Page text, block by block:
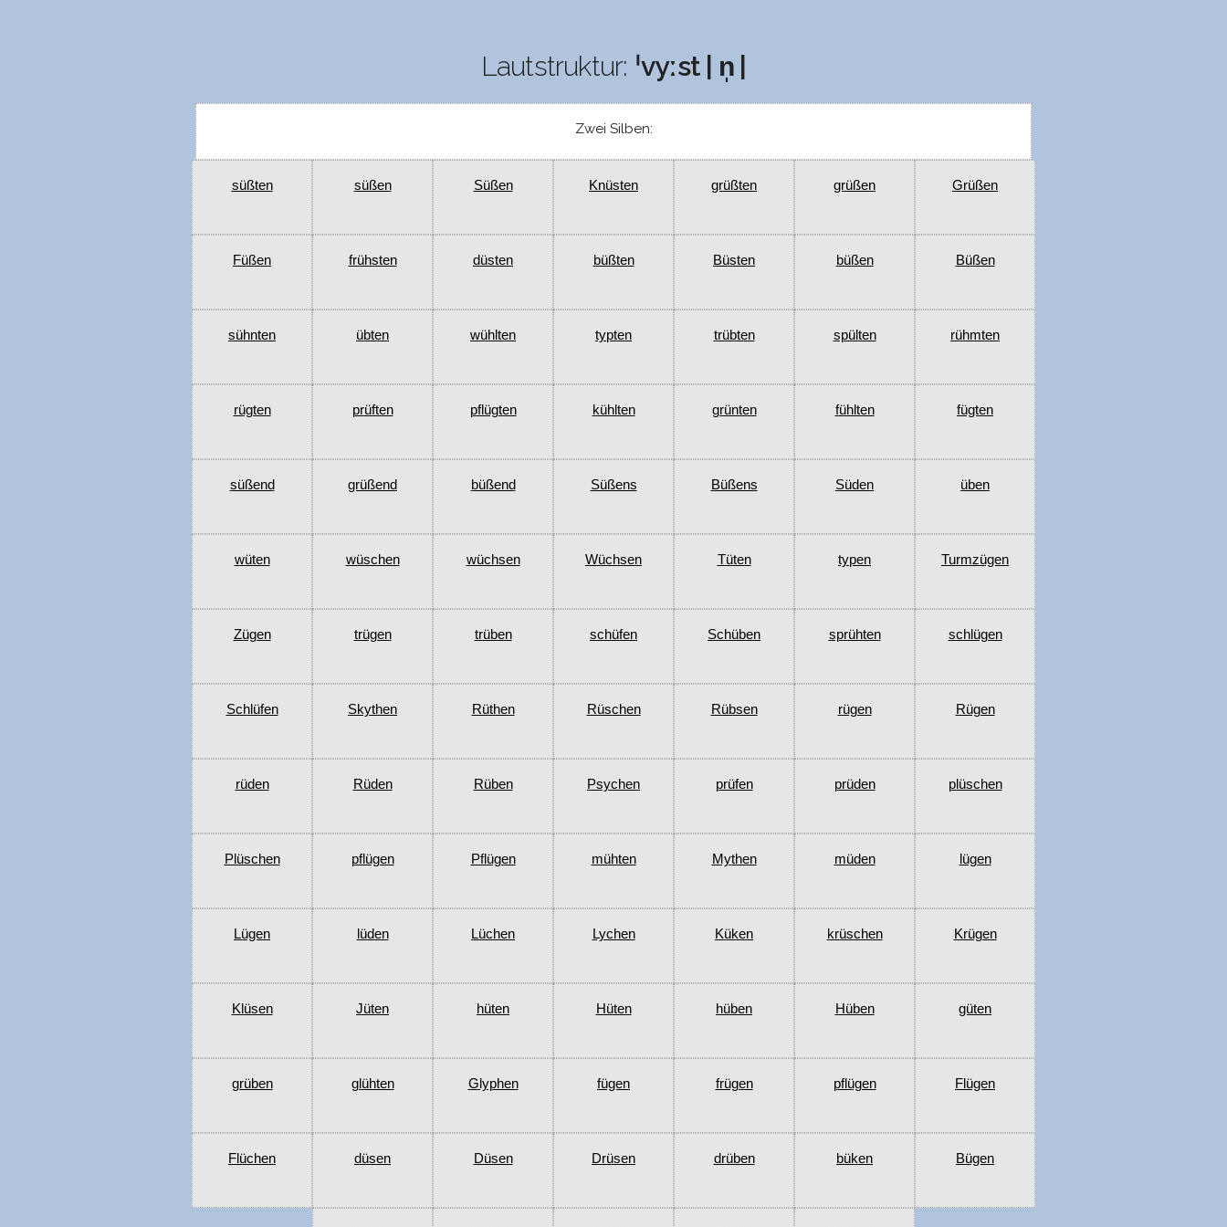
Lautstruktur: ˈvyːst | n̩ |
Zwei Silben:
süßten süßen Süßen Knüsten grüßten grüßen Grüßen
Füßen frühsten düsten büßten Büsten büßen Büßen
sühnten übten wühlten typten trübten spülten rühmten
rügten prüften pflügten kühlten grünten fühlten fügten
süßend grüßend büßend Süßens Büßens Süden üben
wüten wüschen wüchsen Wüchsen Tüten typen Turmzügen
Zügen trügen trüben schüfen Schüben sprühten schlügen
Schlüfen Skythen Rüthen Rüschen Rübsen rügen Rügen
rüden Rüden Rüben Psychen prüfen prüden plüschen
Plüschen pflügen Pflügen mühten Mythen müden lügen
Lügen lüden Lüchen Lychen Küken krüschen Krügen
Klüsen Jüten hüten Hüten hüben Hüben güten
grüben glühten Glyphen fügen frügen pflügen Flügen
Flüchen düsen Düsen Drüsen drüben büken Bügen